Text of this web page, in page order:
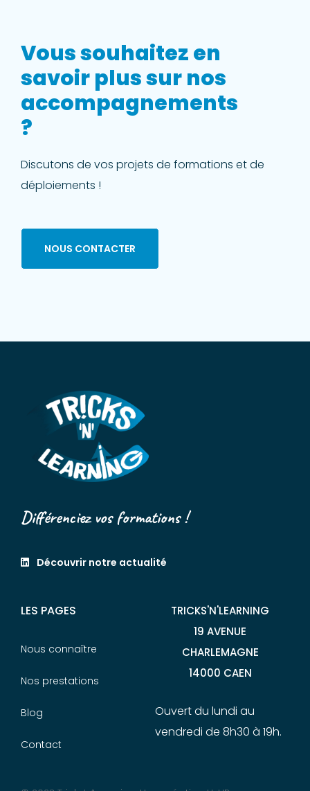
Vous souhaitez en
savoir plus sur nos
accompagnements
?
Discutons de vos projets de formations et de
déploiements !
NOUS CONTACTER
Différenciez vos formations !
Découvrir notre actualité
LES PAGES
Nous connaître
Nos prestations
Blog
Contact
TRICKS'N'LEARNING
19 AVENUE
CHARLEMAGNE
14000 CAEN
Ouvert du lundi au
vendredi de 8h30 à 19h.